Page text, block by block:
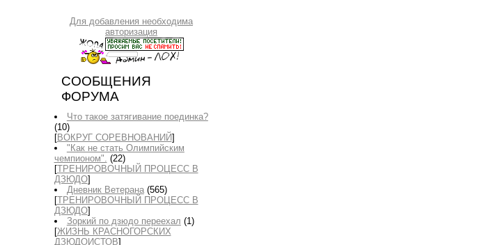
Для добавления необходима
авторизация
СООБЩЕНИЯ
ФОРУМА
Что такое затягивание поединка?
(10)
[ВОКРУГ СОРЕВНОВАНИЙ]
"Как не стать Олимпийским
чемпионом". (22)
[ТРЕНИРОВОЧНЫЙ ПРОЦЕСС В
ДЗЮДО]
Дневник Ветерана (565)
[ТРЕНИРОВОЧНЫЙ ПРОЦЕСС В
ДЗЮДО]
Зоркий по дзюдо переехал (1)
[ЖИЗНЬ КРАСНОГОРСКИХ
ДЗЮДОИСТОВ]